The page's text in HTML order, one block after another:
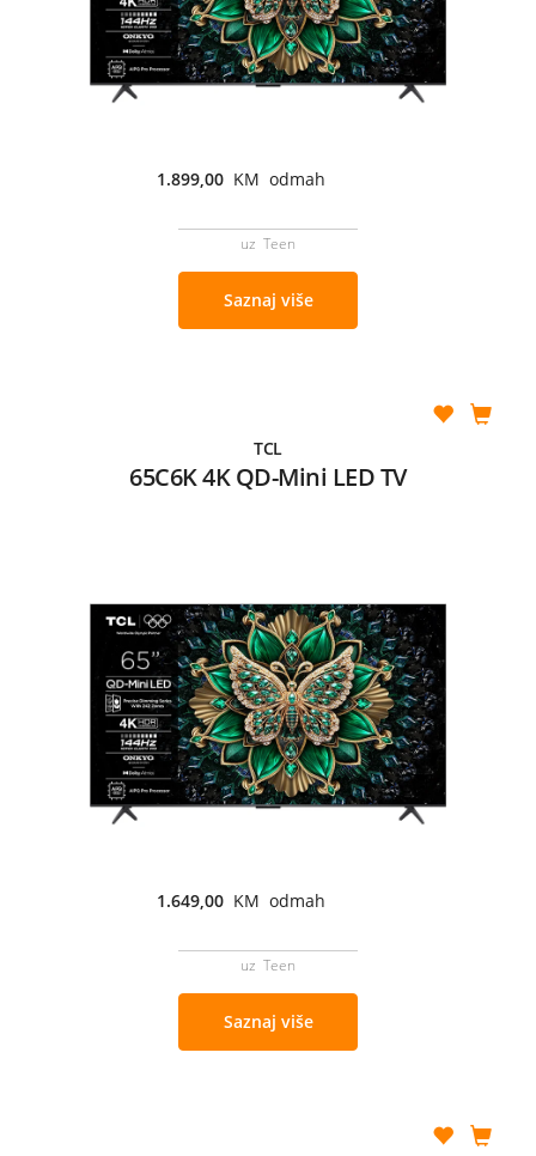
1.899,00 KM odmah
uz Teen
Saznaj više
TCL
65C6K 4K QD-Mini LED TV
1.649,00 KM odmah
uz Teen
Saznaj više